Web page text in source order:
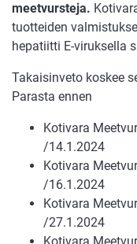
meetvursteja.
tuotteiden
hepatiitti E-viruksella
Takaisinveto koskee
Parasta ennen
Kotivara
/14.1.2024
Kotivara
/16.1.2024
Kotivara
/27.1.2024